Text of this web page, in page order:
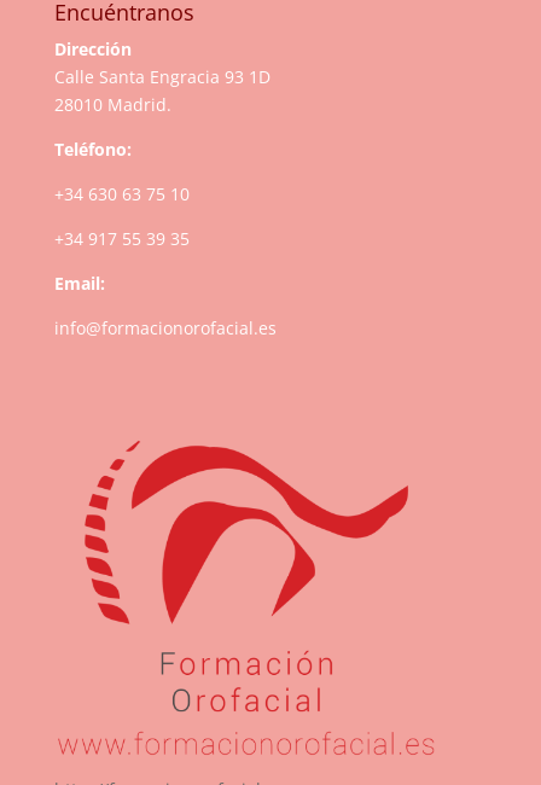
Encuéntranos
Dirección
Calle Santa Engracia 93 1D
28010 Madrid.
Teléfono:
+34 630 63 75 10
+34 917 55 39 35
Email:
info@formacionorofacial.es